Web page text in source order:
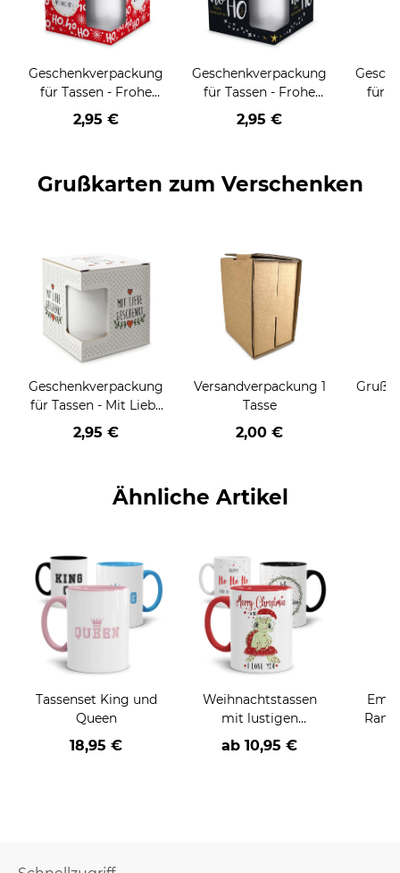
Geschenkverpackung
für Tassen - Frohe
Weihnachten - HO
HO HO - rot
2,95 €
Geschenkverpackung
für Tassen - Frohe
Weihnachten - HO
HO HO - schwarz
2,95 €
für
Grußkarten zum Verschenken
Geschenkverpackung
für Tassen - Mit Liebe
geschenkt
2,95 €
Versandverpackung 1
Tasse
2,00 €
Ähnliche Artikel
Tassenset King und
Queen
18,95 €
Weihnachtstassen
mit lustigen
Sprüchen - große
Motivauswahl -
ab 10,95 €